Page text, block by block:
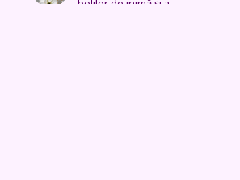
tratează problemele